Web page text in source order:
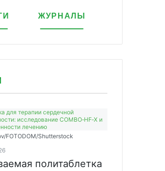
ЖУРНАЛЫ
FOTODOM/Shutterstoсk
политаблетка